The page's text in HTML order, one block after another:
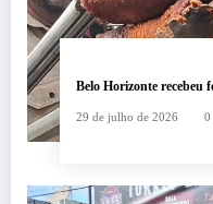
Belo Horizonte recebeu
29 de julho de 2026 0